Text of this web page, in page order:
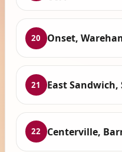
20 Onset,
21 East Sandwich,
22 Centerville,